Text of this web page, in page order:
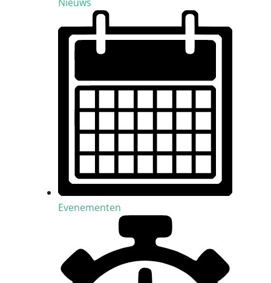
Evenementen